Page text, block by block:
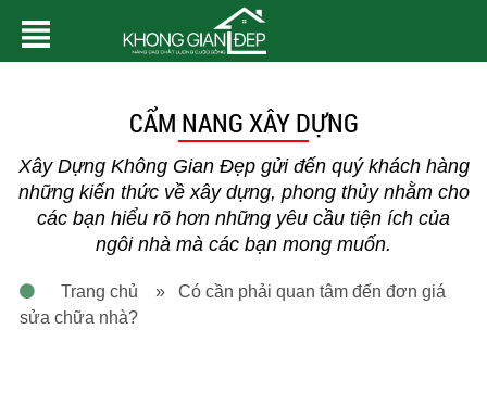
CẨM NANG XÂY DỰNG
Xây Dựng Không Gian Đẹp gửi đến quý khách hàng
những kiến thức về xây dựng, phong thủy nhằm cho
các bạn hiểu rõ hơn những yêu cầu tiện ích của
ngôi nhà mà các bạn mong muốn.
Trang chủ » Có cần phải quan tâm đến đơn giá
sửa chữa nhà?